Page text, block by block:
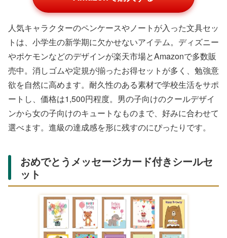
人気キャラクターのペンケースやノートが入った文具セッ
トは、小学生の新学期に欠かせないアイテム。ディズニー
やポケモンなどのデザインが楽天市場とAmazonで多数販
売中。消しゴムや定規が揃ったお得セットが多く、勉強意
欲を自然に高めます。耐久性のある素材で学校生活をサポ
ートし、価格は1,500円程度。男の子向けのクールデザイ
ンから女の子向けのキュートなものまで、好みに合わせて
選べます。進級の達成感を形に残すのにぴったりです。
おめでとうメッセージカード付きシールセ
ット